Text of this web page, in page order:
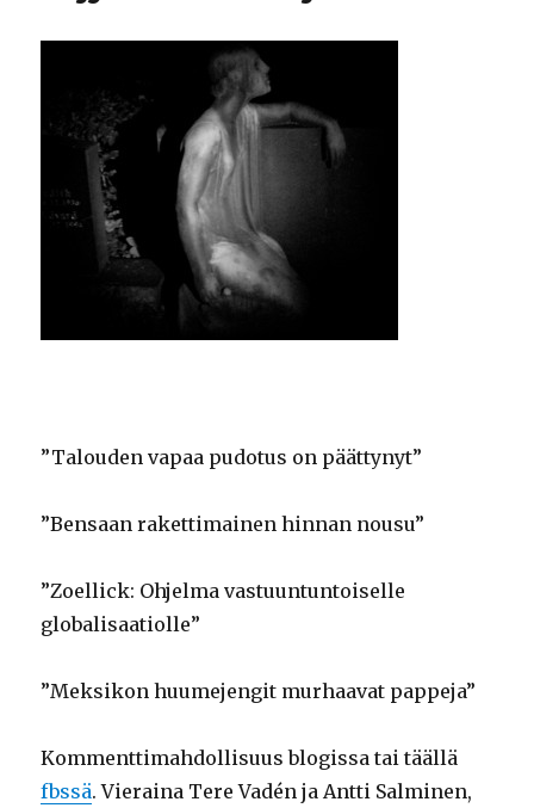
”Talouden vapaa pudotus on päättynyt”
”Bensaan rakettimainen hinnan nousu”
”Zoellick: Ohjelma vastuuntuntoiselle
globalisaatiolle”
”Meksikon huumejengit murhaavat pappeja”
Kommenttimahdollisuus blogissa tai täällä
fbssä. Vieraina Tere Vadén ja Antti Salminen,